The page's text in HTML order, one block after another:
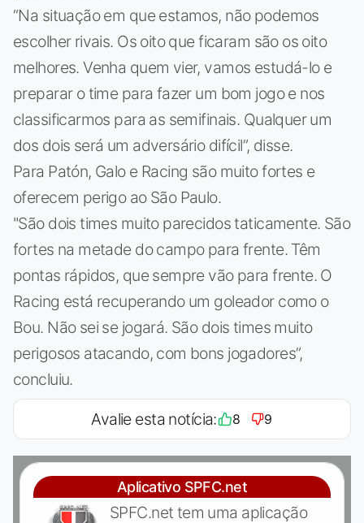
“Na situação em que estamos, não podemos
escolher rivais. Os oito que ficaram são os oito
melhores. Venha quem vier, vamos estudá-lo e
preparar o time para fazer um bom jogo e nos
classificarmos para as semifinais. Qualquer um
dos dois será um adversário difícil”, disse.
Para Patón, Galo e Racing são muito fortes e
oferecem perigo ao São Paulo.
"São dois times muito parecidos taticamente. São
fortes na metade do campo para frente. Têm
pontas rápidos, que sempre vão para frente. O
Racing está recuperando um goleador como o
Bou. Não sei se jogará. São dois times muito
perigosos atacando, com bons jogadores”,
concluiu.
Avalie esta notícia: 8 9
Aplicativo SPFC.net
SPFC.net tem uma aplicação